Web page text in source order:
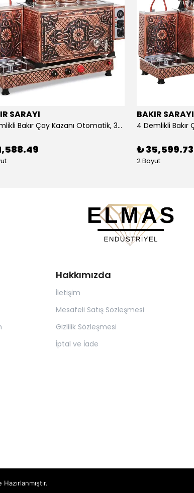
SARAYI
3 Demlikli Bakır Çay Kazanı Otomatik, 30 Litre
BAKIR SARAYI
₺ 35,599.73
2 Boyut
Hakkımızda
İletişim
Mesafeli Satış Sözleşmesi
Gizlilik Sözleşmesi
İptal ve İade
Hazırlanmıştır.